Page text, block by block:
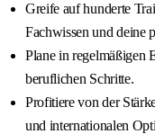
Greife auf hunderte
Fachwissen und deine
Plane in regelmäßigen
beruflichen Schritte.
Profitiere von der
und internationalen